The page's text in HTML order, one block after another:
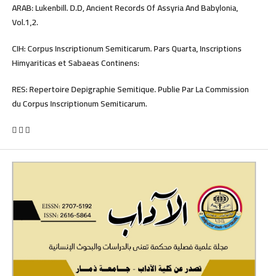
ARAB: Lukenbill. D.D, Ancient Records Of Assyria And Babylonia,
Vol.1,2.
CIH: Corpus Inscriptionum Semiticarum. Pars Quarta, Inscriptions
Himyariticas et Sabaeas Continens:
RES: Repertoire Depigraphie Semitique. Publie Par La Commission
du Corpus Inscriptionum Semiticarum.
  